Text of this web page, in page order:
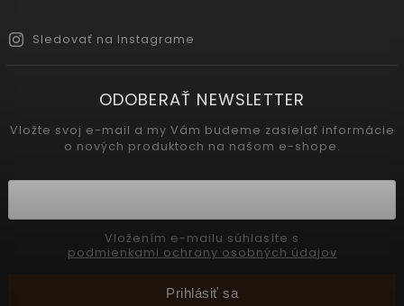
Sledovať na Instagrame
ODOBERAŤ NEWSLETTER
Vložte svoj e-mail a my Vám budeme zasielať informácie
o nových produktoch na našom e-shope.
podmienkami ochrany osobných údajov
Prihlásiť sa